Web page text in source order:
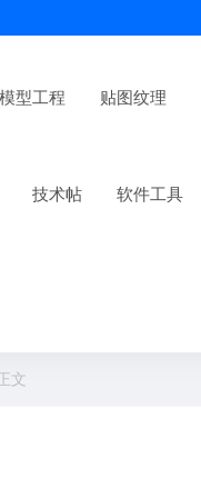
模型工程 贴图纹理
技术帖 软件工具
文